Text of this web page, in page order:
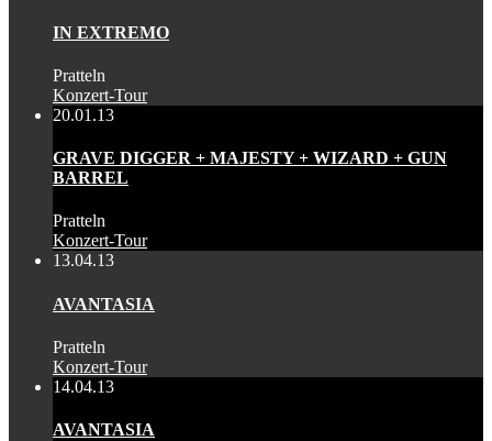
IN EXTREMO
Pratteln
Konzert-Tour
20.01.13
GRAVE DIGGER + MAJESTY + WIZARD + GUN
BARREL
Pratteln
Konzert-Tour
13.04.13
AVANTASIA
Pratteln
Konzert-Tour
14.04.13
AVANTASIA